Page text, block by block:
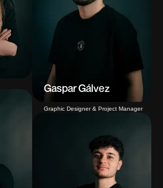
Gaspar Gálvez
Graphic Designer & Project Manager